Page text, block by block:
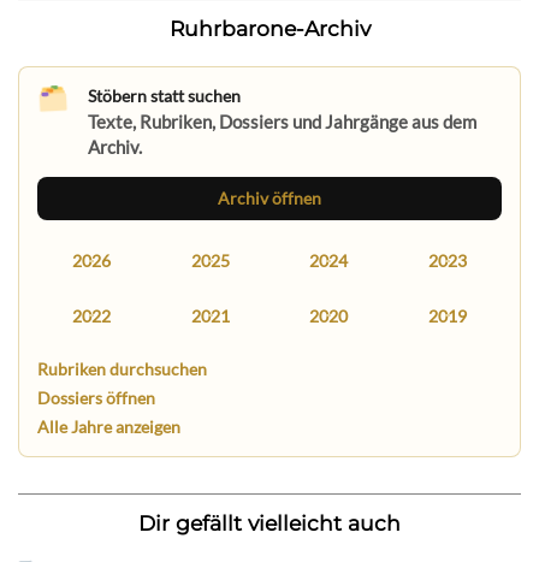
Ruhrbarone-Archiv
Stöbern statt suchen
Texte, Rubriken, Dossiers und Jahrgänge aus dem
Archiv.
Archiv öffnen
2026 2025 2024 2023
2022 2021 2020 2019
Rubriken durchsuchen
Dossiers öffnen
Alle Jahre anzeigen
Dir gefällt vielleicht auch